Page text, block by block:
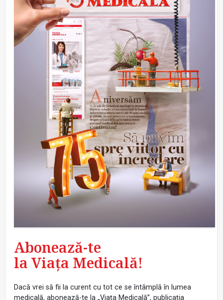
Abonează-te
la Viața Medicală!
Dacă vrei să fii la curent cu tot ce se întâmplă în lumea
medicală, abonează-te la „Viața Medicală”, publicația